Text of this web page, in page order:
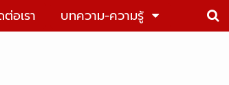
อเรา บทความ-ความรู้